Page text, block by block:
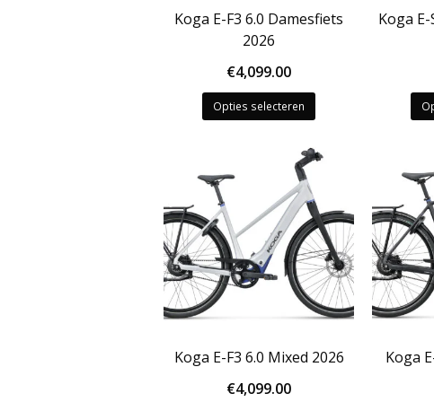
Koga E-F3 6.0 Damesfiets
2026
€4,099.00
Opties selecteren
Dit
meerdere
variaties.
optie
kan
gekozen
worden
op
de
productpagina
Koga
Koga E-F3 6.0 Mixed 2026
€4,099.00
Koga